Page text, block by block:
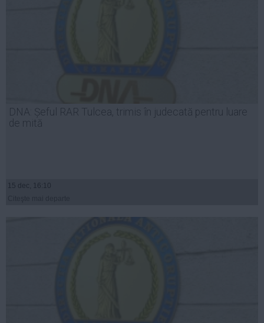
DNA: Șeful RAR Tulcea, trimis în judecată pentru luare
de mită
15 dec, 16:10